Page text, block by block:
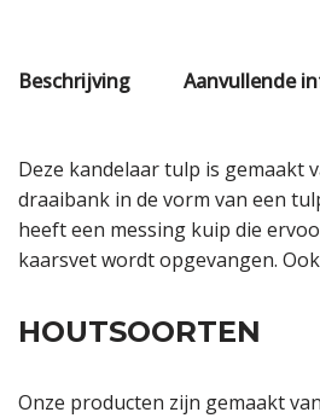
Beschrijving Aanvullende
Deze kandelaar tulp is gemaakt
draaibank in de vorm van een
heeft een messing kuip die
kaarsvet wordt opgevangen.
HOUTSOORTEN
Onze producten zijn gemaakt